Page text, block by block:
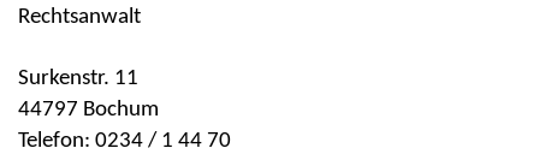
Rechtsanwalt
Surkenstr. 11
44797 Bochum
Telefon: 0234 / 1 44 70